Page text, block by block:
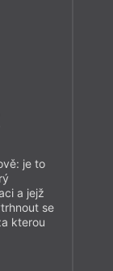
je to
a jejž
se
kterou